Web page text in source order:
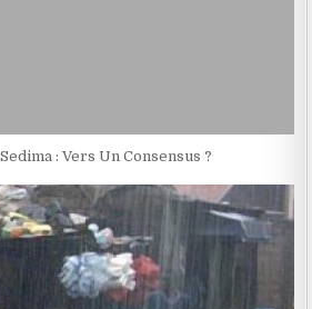
: Vers Un Consensus ?